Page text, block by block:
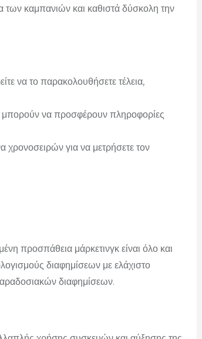
των καμπανιών και καθιστά δύσκολη την
να το παρακολουθήσετε τέλεια,
μπορούν να προσφέρουν πληροφορίες
χρονοσειρών για να μετρήσετε τον
προσπάθεια μάρκετινγκ είναι όλο και
διαφημίσεων με ελάχιστο
διαφημίσεων.